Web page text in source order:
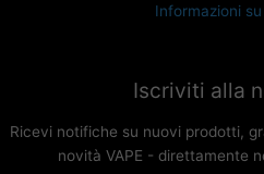
Informazioni
Iscriviti alla
Ricevi notifiche su nuovi prodotti,
novità VAPE - direttamente